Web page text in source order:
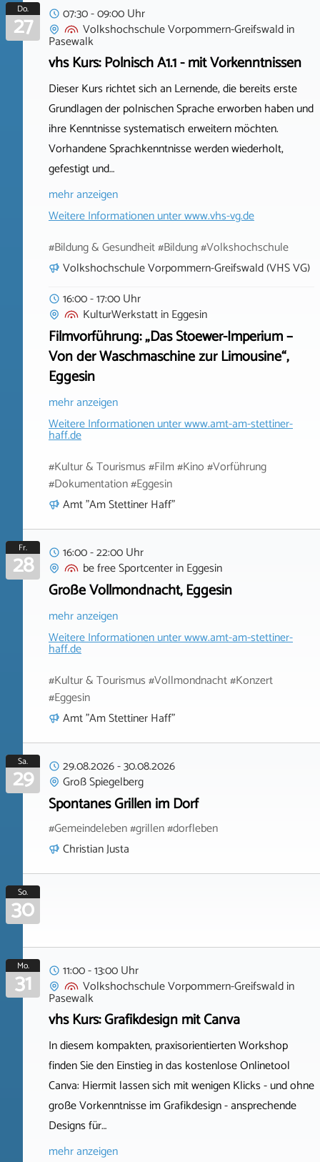
Do.
27
07:30 - 09:00 Uhr
Volkshochschule Vorpommern-Greifswaldin
Pasewalk
vhs Kurs: Polnisch A1.1 - mit Vorkenntnissen
Dieser Kurs richtet sich an Lernende, die bereits erste
Grundlagen der polnischen Sprache erworben haben und
ihre Kenntnisse systematisch erweitern möchten.
Vorhandene Sprachkenntnisse werden wiederholt,
gefestigt und…
mehr anzeigen
Weitere Informationen unterwww.vhs-vg.de
#Bildung & Gesundheit #Bildung #Volkshochschule
Volkshochschule Vorpommern-Greifswald (VHS VG)
16:00 - 17:00 Uhr
KulturWerkstattinEggesin
Filmvorführung: „Das Stoewer-Imperium –
Von der Waschmaschine zur Limousine“,
Eggesin
mehr anzeigen
Weitere Informationen unterwww.amt-am-stettiner-
haff.de
#Kultur & Tourismus #Film #Kino #Vorführung
#Dokumentation #Eggesin
Amt "Am Stettiner Haff"
Fr.
28
16:00 - 22:00 Uhr
be free SportcenterinEggesin
Große Vollmondnacht, Eggesin
mehr anzeigen
Weitere Informationen unterwww.amt-am-stettiner-
haff.de
#Kultur & Tourismus #Vollmondnacht #Konzert
#Eggesin
Amt "Am Stettiner Haff"
Sa.
29 29.08.2026-30.08.2026
Groß Spiegelberg
Spontanes Grillen im Dorf
#Gemeindeleben #grillen #dorfleben
Christian Justa
So.
30
Mo.
31
11:00 - 13:00 Uhr
Volkshochschule Vorpommern-Greifswaldin
Pasewalk
vhs Kurs: Grafikdesign mit Canva
In diesem kompakten, praxisorientierten Workshop
finden Sie den Einstieg in das kostenlose Onlinetool
Canva: Hiermit lassen sich mit wenigen Klicks - und ohne
große Vorkenntnisse im Grafikdesign - ansprechende
Designs für…
mehr anzeigen